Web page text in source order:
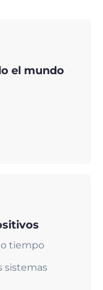
el mundo
tiempo
sistemas